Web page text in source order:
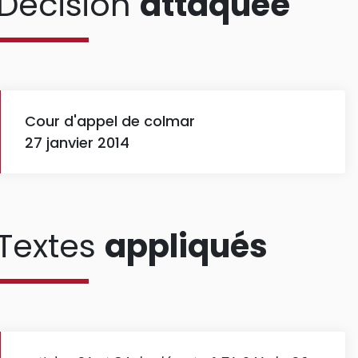
Cour d'appel de colmar
27 janvier 2014
appliqués